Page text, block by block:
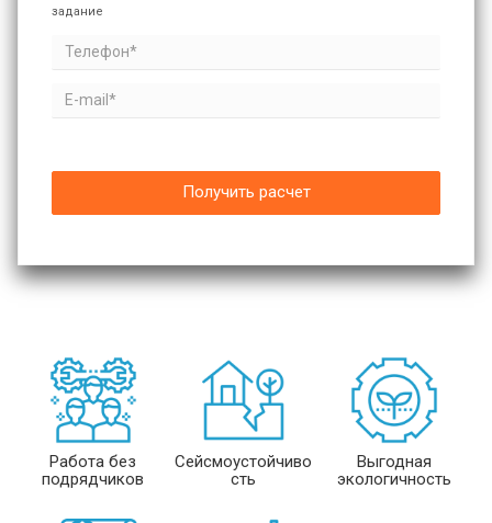
задание
Получить расчет
Работа без
подрядчиков
Сейсмоустойчиво
сть
Выгодная
экологичность